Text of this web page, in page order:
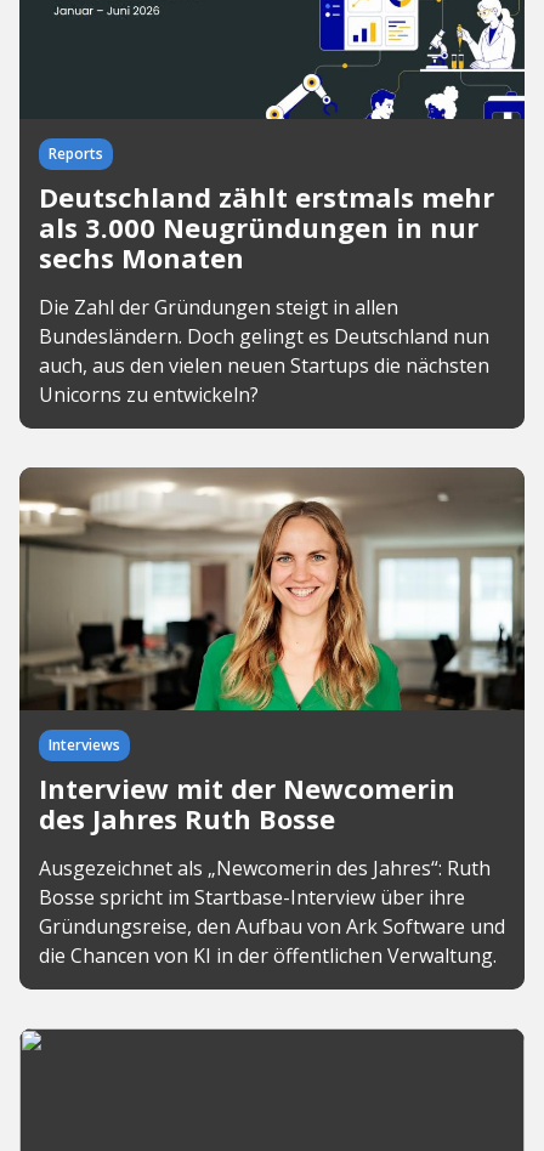
Reports
Deutschland zählt erstmals mehr
als 3.000 Neugründungen in nur
sechs Monaten
Die Zahl der Gründungen steigt in allen
Bundesländern. Doch gelingt es Deutschland nun
auch, aus den vielen neuen Startups die nächsten
Unicorns zu entwickeln?
Interviews
Interview mit der Newcomerin
des Jahres Ruth Bosse
Ausgezeichnet als „Newcomerin des Jahres“: Ruth
Bosse spricht im Startbase-Interview über ihre
Gründungsreise, den Aufbau von Ark Software und
die Chancen von KI in der öffentlichen Verwaltung.